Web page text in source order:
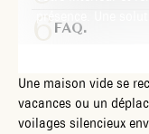
FAQ.
Une maison vide se
vacances ou un
voilages silencieux